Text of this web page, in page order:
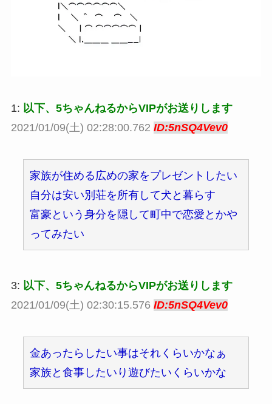
1: 以下、5ちゃんねるからVIPがお送りします
2021/01/09(土) 02:28:00.762 ID:5nSQ4Vev0
家族が住める広めの家をプレゼントしたい
自分は安い別荘を所有して犬と暮らす
富豪という身分を隠して町中で恋愛とかや
ってみたい
3: 以下、5ちゃんねるからVIPがお送りします
2021/01/09(土) 02:30:15.576 ID:5nSQ4Vev0
金あったらしたい事はそれくらいかなぁ
家族と食事したいり遊びたいくらいかな